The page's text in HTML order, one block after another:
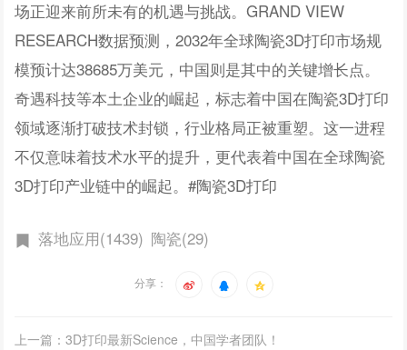
场正迎来前所未有的机遇与挑战。GRAND VIEW
RESEARCH数据预测，2032年全球陶瓷3D打印市场规
模预计达38685万美元，中国则是其中的关键增长点。
奇遇科技等本土企业的崛起，标志着中国在陶瓷3D打印
领域逐渐打破技术封锁，行业格局正被重塑。这一进程
不仅意味着技术水平的提升，更代表着中国在全球陶瓷
3D打印产业链中的崛起。#陶瓷3D打印
落地应用(1439) 陶瓷(29)
分享：
上一篇：3D打印最新Science，中国学者团队！